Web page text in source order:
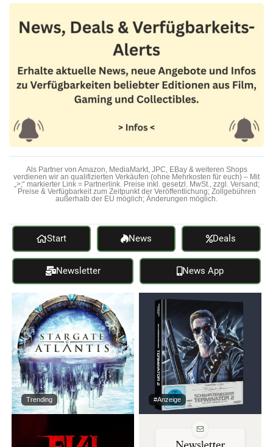
Als Partner von Amazon, MediaMarkt, JPC, EBay & weiteren Shops
verdienen wir an qualifizierten Verkäufen (ohne Mehrkosten für euch) – Mit
„>;“ markierter Link = Partnerlink. Preise inkl. gesetzl. MwSt., zzgl. Versand;
Preise & Verfügbarkeit zum Zeitpunkt der Veröffentlichung; Zollgebühren
außerhalb der EU möglich; Änderungen möglich.
Start News Deals
Newsletter News App
Trending #Anzeige